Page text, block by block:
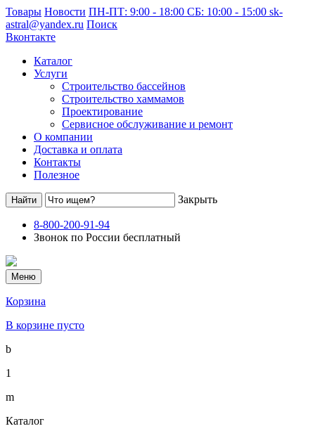
Товары Новости ПН-ПТ: 9:00 - 18:00 СБ: 10:00 - 15:00 sk-
astral@yandex.ru Поиск
Вконтакте
Каталог
Услуги
Строительство бассейнов
Строительство хаммамов
Проектирование
Сервисное обслуживание и ремонт
О компании
Доставка и оплата
Контакты
Полезное
Закрыть
8-800-200-91-94
Звонок по России бесплатный
Меню
Корзина
В корзине пусто
b
1
m
Каталог